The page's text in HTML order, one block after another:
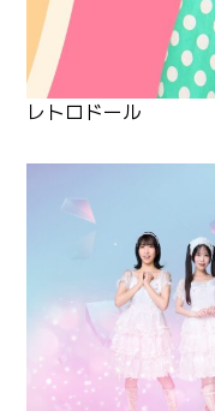
レトロドール